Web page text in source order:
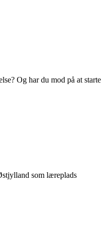
Og har du mod på at
som læreplads